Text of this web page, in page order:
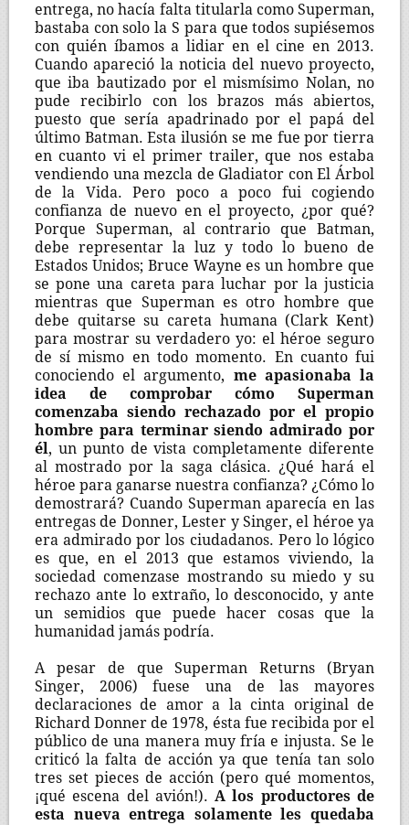
entrega, no hacía falta titularla como Superman,
bastaba con solo la S para que todos supiésemos
con quién íbamos a lidiar en el cine en 2013.
Cuando apareció la noticia del nuevo proyecto,
que iba bautizado por el mismísimo Nolan, no
pude recibirlo con los brazos más abiertos,
puesto que sería apadrinado por el papá del
último Batman. Esta ilusión se me fue por tierra
en cuanto vi el primer trailer, que nos estaba
vendiendo una mezcla de Gladiator con El Árbol
de la Vida. Pero poco a poco fui cogiendo
confianza de nuevo en el proyecto, ¿por qué?
Porque Superman, al contrario que Batman,
debe representar la luz y todo lo bueno de
Estados Unidos; Bruce Wayne es un hombre que
se pone una careta para luchar por la justicia
mientras que Superman es otro hombre que
debe quitarse su careta humana (Clark Kent)
para mostrar su verdadero yo: el héroe seguro
de sí mismo en todo momento. En cuanto fui
conociendo el argumento, me apasionaba la
idea de comprobar cómo Superman
comenzaba siendo rechazado por el propio
hombre para terminar siendo admirado por
él, un punto de vista completamente diferente
al mostrado por la saga clásica. ¿Qué hará el
héroe para ganarse nuestra confianza? ¿Cómo lo
demostrará? Cuando Superman aparecía en las
entregas de Donner, Lester y Singer, el héroe ya
era admirado por los ciudadanos. Pero lo lógico
es que, en el 2013 que estamos viviendo, la
sociedad comenzase mostrando su miedo y su
rechazo ante lo extraño, lo desconocido, y ante
un semidios que puede hacer cosas que la
humanidad jamás podría.
A pesar de que Superman Returns (Bryan
Singer, 2006) fuese una de las mayores
declaraciones de amor a la cinta original de
Richard Donner de 1978, ésta fue recibida por el
público de una manera muy fría e injusta. Se le
criticó la falta de acción ya que tenía tan solo
tres set pieces de acción (pero qué momentos,
¡qué escena del avión!).A los productores de
esta nueva entrega solamente les quedaba